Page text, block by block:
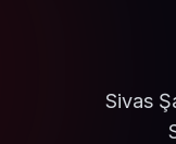
Sivas